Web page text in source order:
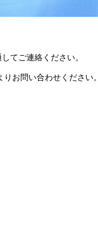
てご連絡ください。
お問い合わせください。